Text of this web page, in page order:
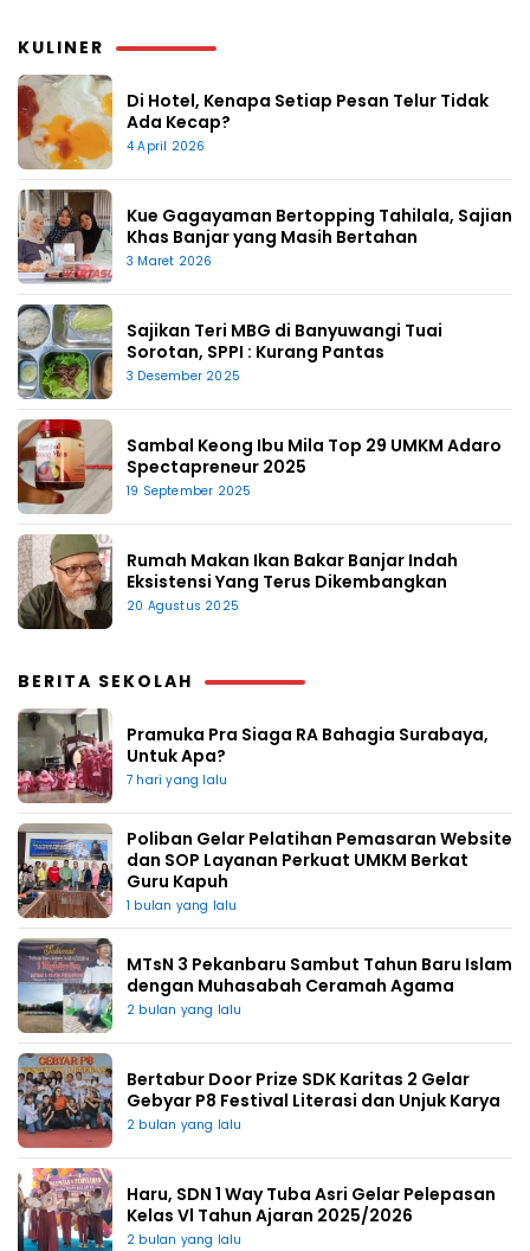
KULINER
Di Hotel, Kenapa Setiap Pesan Telur Tidak
Ada Kecap?
4 April 2026
Kue Gagayaman Bertopping Tahilala, Sajian
Khas Banjar yang Masih Bertahan
3 Maret 2026
Sajikan Teri MBG di Banyuwangi Tuai
Sorotan, SPPI : Kurang Pantas
3 Desember 2025
Sambal Keong Ibu Mila Top 29 UMKM Adaro
Spectapreneur 2025
19 September 2025
Rumah Makan Ikan Bakar Banjar Indah
Eksistensi Yang Terus Dikembangkan
20 Agustus 2025
BERITA SEKOLAH
Pramuka Pra Siaga RA Bahagia Surabaya,
Untuk Apa?
7 hari yang lalu
Poliban Gelar Pelatihan Pemasaran Website
dan SOP Layanan Perkuat UMKM Berkat
Guru Kapuh
1 bulan yang lalu
MTsN 3 Pekanbaru Sambut Tahun Baru Islam
dengan Muhasabah Ceramah Agama
2 bulan yang lalu
Bertabur Door Prize SDK Karitas 2 Gelar
Gebyar P8 Festival Literasi dan Unjuk Karya
2 bulan yang lalu
Haru, SDN 1 Way Tuba Asri Gelar Pelepasan
Kelas Vl Tahun Ajaran 2025/2026
2 bulan yang lalu